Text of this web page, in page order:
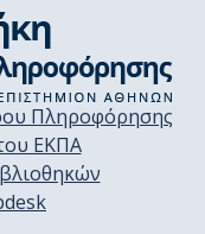
Πληροφόρησης
ΕΚΠΑ